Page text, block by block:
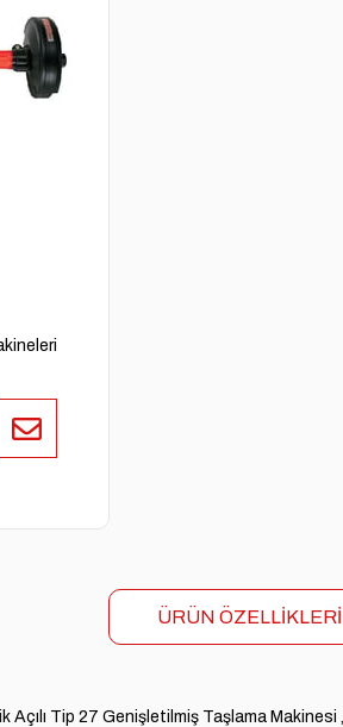
ÜRÜN ÖZELLIKLERI
Tip 27 Genişletilmiş Taşlama